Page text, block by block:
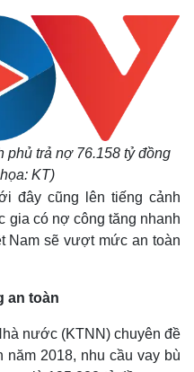
phủ trả nợ 76.158 tỷ đồng
KT)
đây cũng lên tiếng cảnh
gia có nợ công tăng nhanh
Nam sẽ vượt mức an toàn
an toàn
nước (KTNN) chuyên đề
2018, nhu cầu vay bù